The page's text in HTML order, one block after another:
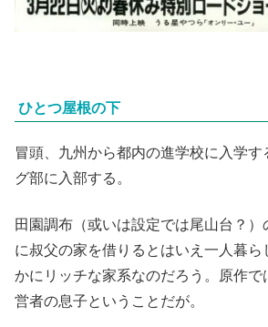
ひとつ屋根の下
冒頭、九州から都内の進学校に入学
グ部に入部する。
田園調布（或いは設定では尾山台？
に叔父の家を借りるとはいえ一人暮ら
かにリッチな家系なのだろう。原作で
営者の息子ということだが。